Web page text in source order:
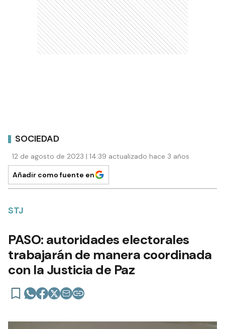
SOCIEDAD
12 de agosto de 2023 | 14:39 actualizado hace 3 años
Añadir como fuente en
STJ
PASO: autoridades electorales
trabajarán de manera coordinada
con la Justicia de Paz